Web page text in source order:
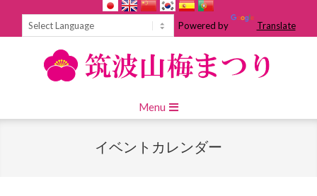
Powered by Translate
Navigation
Menu
イベントカレンダー